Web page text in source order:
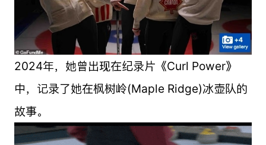
2024年，她曾出现在纪录片《Curl Power》
中，记录了她在枫树岭(Maple Ridge)冰壶队的
故事。